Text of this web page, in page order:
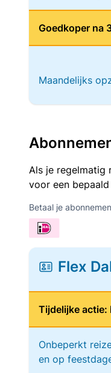
Goedkoper na
Maandelijks
Als je regelmatig
voor een
Betaal je
Flex
Tijdelijke actie:
Onbeperkt
en op